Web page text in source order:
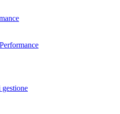
gestione